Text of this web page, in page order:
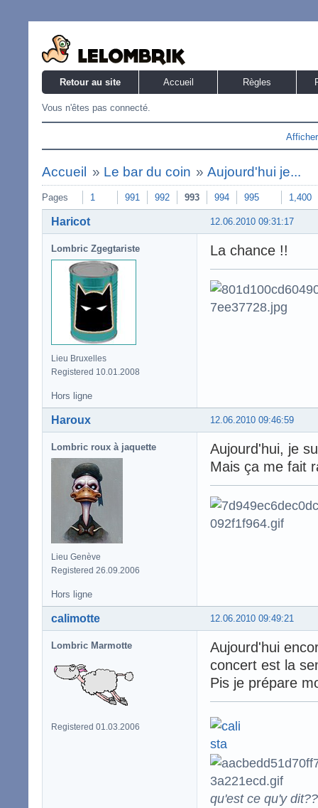
Retour au site Accueil Règles
Vous n'êtes pas connecté.
Accueil » Le bar du coin »Aujourd'hui je...
Pages 1 991 992 993 994 995 1,400
12.06.2010 09:31:17
Haricot
Lombric Zgegtariste
Lieu Bruxelles
Registered 10.01.2008
La chance !!
Hors ligne
12.06.2010 09:46:59
Haroux
Lombric roux à jaquette
Lieu Genève
Registered 26.09.2006
Aujourd'hui, je
Mais ça me fait
Hors ligne
12.06.2010 09:49:21
calimotte
Lombric Marmotte
Registered 01.03.2006
Aujourd'hui
concert est la
Pis je prépare
qu'est ce qu'y